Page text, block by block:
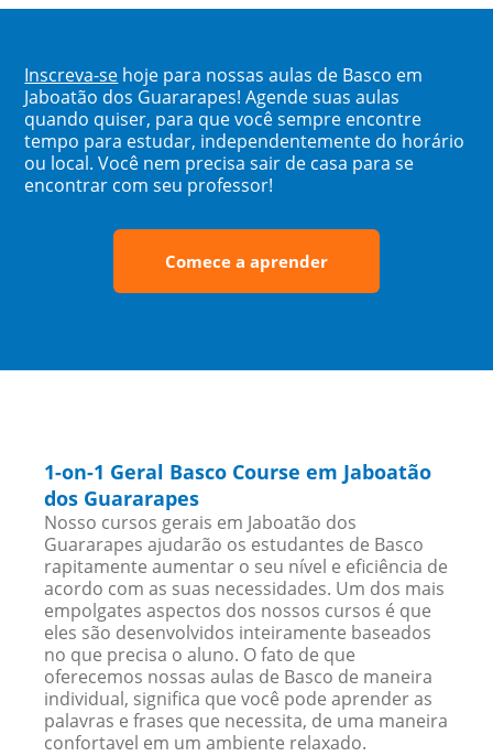
Inscreva-se hoje para nossas aulas de Basco em
Jaboatão dos Guararapes! Agende suas aulas
quando quiser, para que você sempre encontre
tempo para estudar, independentemente do horário
ou local. Você nem precisa sair de casa para se
encontrar com seu professor!
Comece a aprender
1-on-1 Geral Basco Course em Jaboatão
dos Guararapes
Nosso cursos gerais em Jaboatão dos
Guararapes ajudarão os estudantes de Basco
rapitamente aumentar o seu nível e eficiência de
acordo com as suas necessidades. Um dos mais
empolgates aspectos dos nossos cursos é que
eles são desenvolvidos inteiramente baseados
no que precisa o aluno. O fato de que
oferecemos nossas aulas de Basco de maneira
individual, significa que você pode aprender as
palavras e frases que necessita, de uma maneira
confortavel em um ambiente relaxado.